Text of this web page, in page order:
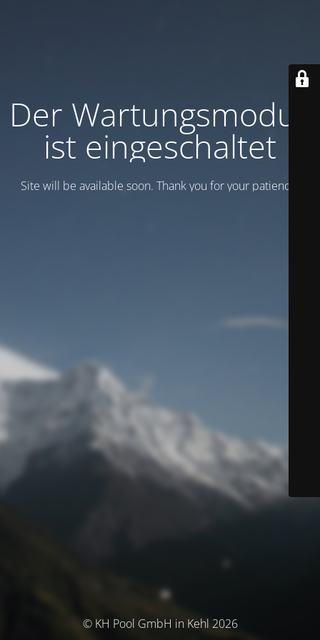
Der Wartungsmodus
ist eingeschaltet
Site will be available soon. Thank you for your patience!
© KH Pool GmbH in Kehl 2026